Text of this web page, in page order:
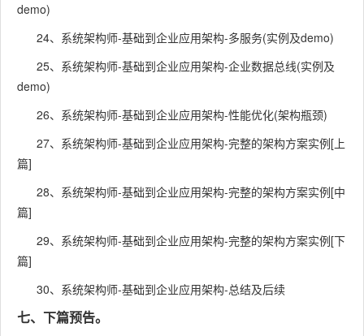
demo)
24、系统架构师-基础到企业应用架构-多服务(实例及demo)
25、系统架构师-基础到企业应用架构-企业数据总线(实例及
demo)
26、系统架构师-基础到企业应用架构-性能优化(架构瓶颈)
27、系统架构师-基础到企业应用架构-完整的架构方案实例[上
篇]
28、系统架构师-基础到企业应用架构-完整的架构方案实例[中
篇]
29、系统架构师-基础到企业应用架构-完整的架构方案实例[下
篇]
30、系统架构师-基础到企业应用架构-总结及后续
七、下篇预告。